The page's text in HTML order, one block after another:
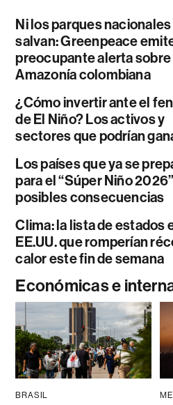
Ni los parques
salvan: Greenpeace
preocupante alerta sobre
Amazonía colombiana
¿Cómo invertir ante el
de El Niño? Los activos y
sectores que podrían
Los países que ya se
para el “Súper Niño
posibles consecuencias
Clima: la lista de estados
EE.UU. que romperían
calor este fin de semana
Económicas e
BRASIL